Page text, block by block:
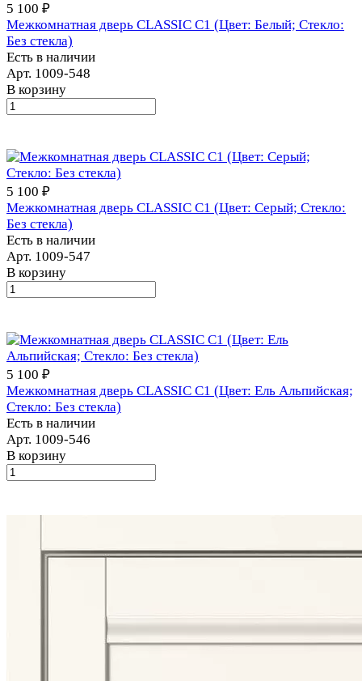
5 100 ₽
Межкомнатная дверь CLASSIC С1 (Цвет: Белый; Стекло:
Без стекла)
Есть в наличии
Арт. 1009-548
В корзину
5 100 ₽
Межкомнатная дверь CLASSIC С1 (Цвет: Серый; Стекло:
Без стекла)
Есть в наличии
Арт. 1009-547
В корзину
5 100 ₽
Межкомнатная дверь CLASSIC С1 (Цвет: Ель Альпийская;
Стекло: Без стекла)
Есть в наличии
Арт. 1009-546
В корзину